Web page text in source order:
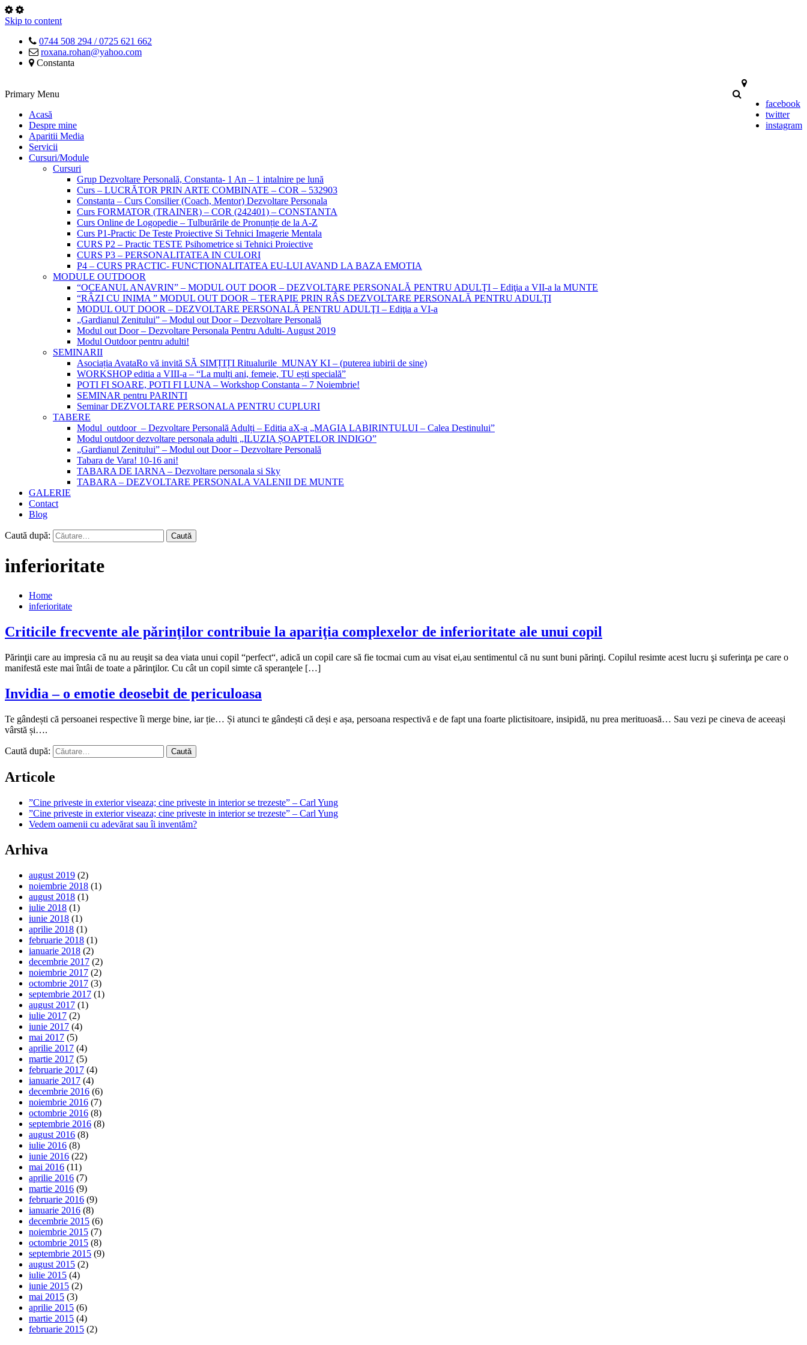
Skip to content
0744 508 294 / 0725 621 662
roxana.rohan@yahoo.com
Constanta
facebook
twitter
instagram
Primary Menu
Acasă
Despre mine
Aparitii Media
Servicii
Cursuri/Module
Cursuri
Grup Dezvoltare Personală, Constanta- 1 An – 1 intalnire pe lună
Curs – LUCRĂTOR PRIN ARTE COMBINATE – COR – 532903
Constanta – Curs Consilier (Coach, Mentor) Dezvoltare Personala
Curs FORMATOR (TRAINER) – COR (242401) – CONSTANTA
Curs Online de Logopedie – Tulburările de Pronunție de la A-Z
Curs P1-Practic De Teste Proiective Si Tehnici Imagerie Mentala
CURS P2 – Practic TESTE Psihometrice si Tehnici Proiective
CURS P3 – PERSONALITATEA IN CULORI
P4 – CURS PRACTIC- FUNCTIONALITATEA EU-LUI AVAND LA BAZA EMOTIA
MODULE OUTDOOR
“OCEANUL ANAVRIN” – MODUL OUT DOOR – DEZVOLTARE PERSONALĂ PENTRU ADULŢI – Ediţia a VII-a la MUNTE
“RÂZI CU INIMA ” MODUL OUT DOOR – TERAPIE PRIN RÂS DEZVOLTARE PERSONALĂ PENTRU ADULŢI
MODUL OUT DOOR – DEZVOLTARE PERSONALĂ PENTRU ADULŢI – Ediţia a VI-a
„Gardianul Zenitului” – Modul out Door – Dezvoltare Personală
Modul out Door – Dezvoltare Personala Pentru Adulti- August 2019
Modul Outdoor pentru adulti!
SEMINARII
Asociația AvataRo vă invită SĂ SIMȚIȚI Ritualurile MUNAY KI – (puterea iubirii de sine)
WORKSHOP editia a VIII-a – “La mulți ani, femeie, TU ești specială”
POTI FI SOARE, POTI FI LUNA – Workshop Constanta – 7 Noiembrie!
SEMINAR pentru PARINTI
Seminar DEZVOLTARE PERSONALA PENTRU CUPLURI
TABERE
Modul outdoor – Dezvoltare Personală Adulți – Editia aX-a „MAGIA LABIRINTULUI – Calea Destinului”
Modul outdoor dezvoltare personala adulti „ILUZIA ȘOAPTELOR INDIGO”
„Gardianul Zenitului” – Modul out Door – Dezvoltare Personală
Tabara de Vara! 10-16 ani!
TABARA DE IARNA – Dezvoltare personala si Sky
TABARA – DEZVOLTARE PERSONALA VALENII DE MUNTE
GALERIE
Contact
Blog
Caută după:
inferioritate
Home
inferioritate
Criticile frecvente ale părinţilor contribuie la apariţia complexelor de inferioritate ale unui copil
Părinţii care au impresia că nu au reuşit sa dea viata unui copil “perfect“, adică un copil care să fie tocmai cum au visat ei,au sentimentul că nu sunt buni părinţi. Copilul resimte acest lucru şi suferinţa pe care o
manifestă este mai întâi de toate a părinţilor. Cu cât un copil simte că speranţele […]
Invidia – o emotie deosebit de periculoasa
Te gândești că persoanei respective îi merge bine, iar ție… Și atunci te gândești că deși e așa, persoana respectivă e de fapt una foarte plictisitoare, insipidă, nu prea merituoasă… Sau vezi pe cineva de aceeași
vârstă și….
Caută după:
Articole
”Cine priveste in exterior viseaza; cine priveste in interior se trezeste” – Carl Yung
”Cine priveste in exterior viseaza; cine priveste in interior se trezeste” – Carl Yung
Vedem oamenii cu adevărat sau îi inventăm?
Arhiva
august 2019 (2)
noiembrie 2018 (1)
august 2018 (1)
iulie 2018 (1)
iunie 2018 (1)
aprilie 2018 (1)
februarie 2018 (1)
ianuarie 2018 (2)
decembrie 2017 (2)
noiembrie 2017 (2)
octombrie 2017 (3)
septembrie 2017 (1)
august 2017 (1)
iulie 2017 (2)
iunie 2017 (4)
mai 2017 (5)
aprilie 2017 (4)
martie 2017 (5)
februarie 2017 (4)
ianuarie 2017 (4)
decembrie 2016 (6)
noiembrie 2016 (7)
octombrie 2016 (8)
septembrie 2016 (8)
august 2016 (8)
iulie 2016 (8)
iunie 2016 (22)
mai 2016 (11)
aprilie 2016 (7)
martie 2016 (9)
februarie 2016 (9)
ianuarie 2016 (8)
decembrie 2015 (6)
noiembrie 2015 (7)
octombrie 2015 (8)
septembrie 2015 (9)
august 2015 (2)
iulie 2015 (4)
iunie 2015 (2)
mai 2015 (3)
aprilie 2015 (6)
martie 2015 (4)
februarie 2015 (2)